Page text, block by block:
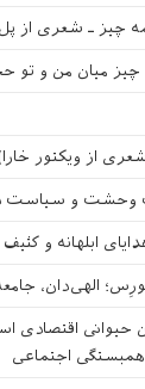
چیز ـ شعری از پل
میان من و تو
از ویکتور
وحشت و سیاست
ابلهانه و کثیف
الهی‌دان،
حیوانی
اجتماعی